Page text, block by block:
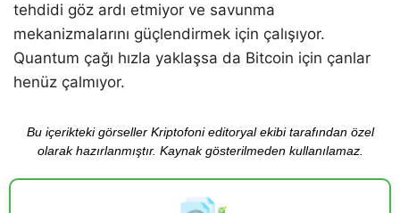
tehdidi göz ardı etmiyor ve savunma
mekanizmalarını güçlendirmek için çalışıyor.
Quantum çağı hızla yaklaşsa da Bitcoin için çanlar
henüz çalmıyor.
Bu içerikteki görseller Kriptofoni editoryal ekibi tarafından özel
olarak hazırlanmıştır. Kaynak gösterilmeden kullanılamaz.